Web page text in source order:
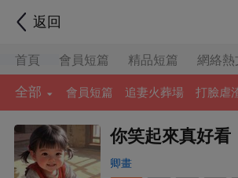
返回
首頁 會員短篇 精品短篇 網絡熱
全部 會員短篇 追妻火葬場 打臉虐
你笑起來真好看
卿畫